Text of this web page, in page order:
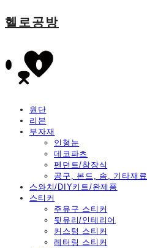
헬로공방
원단
리본
부자재
인형눈
데코파츠
펜던트/참장식
공구, 본드, 솜, 기타재료
스와치/DIY키트/완제품
스티커
주유구 스티커
뒷유리/인테리어
커스텀 스티커
레터링 스티커